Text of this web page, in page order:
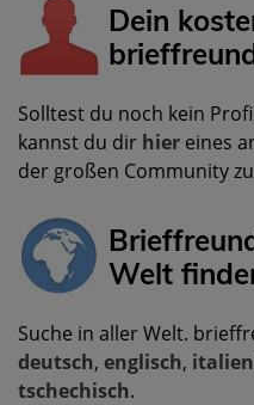
Dein
Solltest du noch kein
kannst du dir hier eines
der großen Community
Welt
Suche in aller Welt.
deutsch, englisch,
tschechisch.